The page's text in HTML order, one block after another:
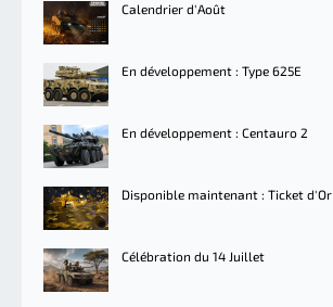
Calendrier d'Août
En développement : Type 625E
En développement : Centauro 2
Disponible maintenant : Ticket d'Or
Célébration du 14 Juillet